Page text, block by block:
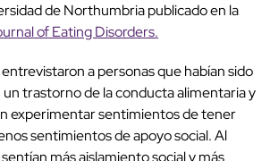
de Northumbria publicado en la
of Eating Disorders.
a personas que habían sido
trastorno de la conducta alimentaria y
experimentar sentimientos de tener
sentimientos de apoyo social. Al
más aislamiento social y más